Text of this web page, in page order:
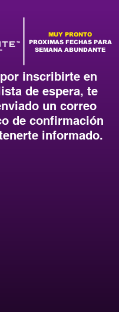
MUY PRONTO
PROXIMAS FECHAS PARA
SEMANA ABUNDANTE
inscribirte en
de espera, te
un correo
de confirmación
informado.